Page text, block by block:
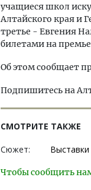
учащиеся школ
Алтайского края и
третье - Евгения
билетами на
Об этом сообщает
Подпишитесь на
СМОТРИТЕ ТАКЖЕ
Сюжет: Выставки
Чтобы сообщить